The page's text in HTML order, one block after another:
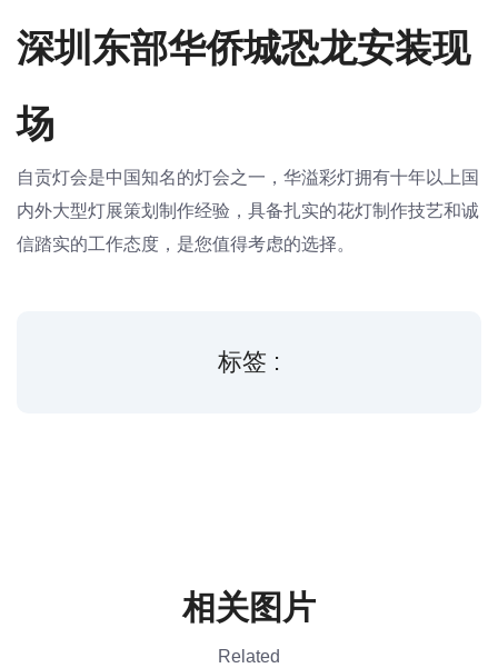
深圳东部华侨城恐龙安装现
场
自贡灯会是中国知名的灯会之一，华溢彩灯拥有十年以上国
内外大型灯展策划制作经验，具备扎实的花灯制作技艺和诚
信踏实的工作态度，是您值得考虑的选择。
标签 :
相关图片
Related